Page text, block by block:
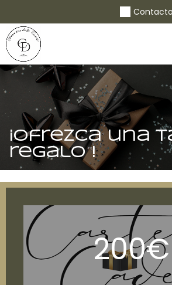
Contacto
¡Ofrezca una
regalo !
200€